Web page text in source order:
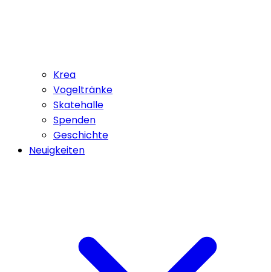
Krea
Vogeltränke
Skatehalle
Spenden
Geschichte
Neuigkeiten